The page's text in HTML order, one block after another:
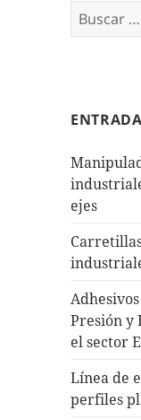
Buscar:
ejes
Presión y
el sector
Línea de
perfiles